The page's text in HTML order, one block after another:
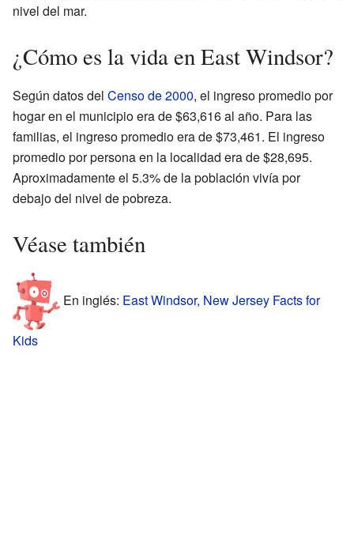
nivel del mar.
¿Cómo es la vida en East Windsor?
Según datos del Censo de 2000, el ingreso promedio por
hogar en el municipio era de $63,616 al año. Para las
familias, el ingreso promedio era de $73,461. El ingreso
promedio por persona en la localidad era de $28,695.
Aproximadamente el 5.3% de la población vivía por
debajo del nivel de pobreza.
Véase también
En inglés: East Windsor, New Jersey Facts for
Kids